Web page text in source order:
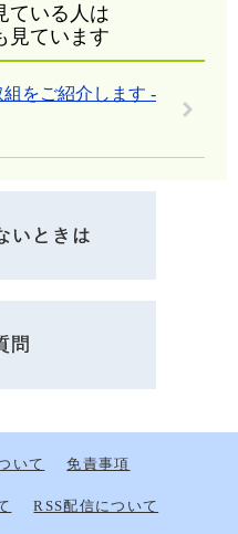
ている人は
見ています
をご紹介します -
いて 免責事項
RSS配信について